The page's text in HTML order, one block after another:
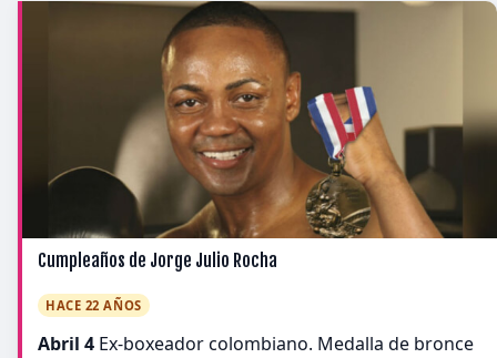
Cumpleaños de Jorge Julio Rocha
HACE 22 AÑOS
Abril 4 Ex-boxeador colombiano. Medalla de bronce